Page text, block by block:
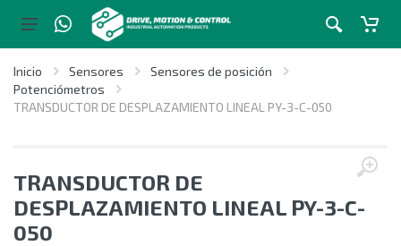
Inicio Sensores
Sensores de posición
Potenciómetros
TRANSDUCTOR DE DESPLAZAMIENTO LINEAL PY-3-C-050
TRANSDUCTOR DE
DESPLAZAMIENTO LINEAL PY-3-C-
050